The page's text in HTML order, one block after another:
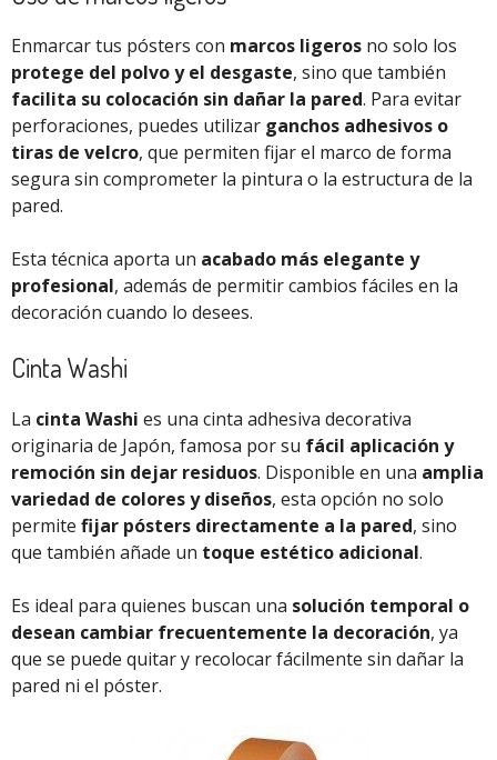
Enmarcar tus pósters con marcos ligeros no solo los
protege del polvo y el desgaste, sino que también
facilita su colocación sin dañar la pared. Para evitar
perforaciones, puedes utilizar ganchos adhesivos o
tiras de velcro, que permiten fijar el marco de forma
segura sin comprometer la pintura o la estructura de la
pared.
Esta técnica aporta un acabado más elegante y
profesional, además de permitir cambios fáciles en la
decoración cuando lo desees.
Cinta Washi
La cinta Washi es una cinta adhesiva decorativa
originaria de Japón, famosa por su fácil aplicación y
remoción sin dejar residuos. Disponible en una amplia
variedad de colores y diseños, esta opción no solo
permite fijar pósters directamente a la pared, sino
que también añade un toque estético adicional.
Es ideal para quienes buscan una solución temporal o
desean cambiar frecuentemente la decoración, ya
que se puede quitar y recolocar fácilmente sin dañar la
pared ni el póster.